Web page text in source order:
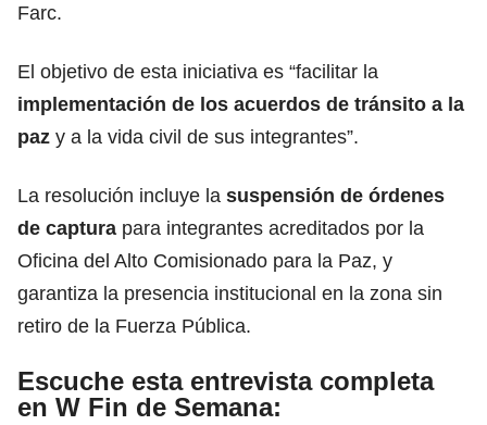
Farc.
El objetivo de esta iniciativa es “facilitar la
implementación de los acuerdos de tránsito a la
paz y a la vida civil de sus integrantes”.
La resolución incluye la suspensión de órdenes
de captura para integrantes acreditados por la
Oficina del Alto Comisionado para la Paz, y
garantiza la presencia institucional en la zona sin
retiro de la Fuerza Pública.
Escuche esta entrevista completa
en W Fin de Semana: